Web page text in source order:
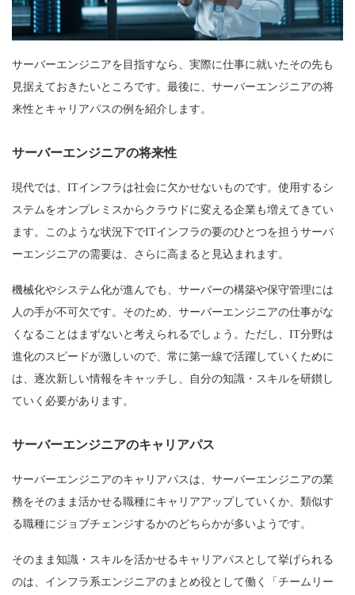
サーバーエンジニアを目指すなら、実際に仕事に就いたその先も
見据えておきたいところです。最後に、サーバーエンジニアの将
来性とキャリアパスの例を紹介します。
サーバーエンジニアの将来性
現代では、ITインフラは社会に欠かせないものです。使用するシ
ステムをオンプレミスからクラウドに変える企業も増えてきてい
ます。このような状況下でITインフラの要のひとつを担うサーバ
ーエンジニアの需要は、さらに高まると見込まれます。
機械化やシステム化が進んでも、サーバーの構築や保守管理には
人の手が不可欠です。そのため、サーバーエンジニアの仕事がな
くなることはまずないと考えられるでしょう。ただし、IT分野は
進化のスピードが激しいので、常に第一線で活躍していくために
は、逐次新しい情報をキャッチし、自分の知識・スキルを研鑚し
ていく必要があります。
サーバーエンジニアのキャリアパス
サーバーエンジニアのキャリアパスは、サーバーエンジニアの業
務をそのまま活かせる職種にキャリアアップしていくか、類似す
る職種にジョブチェンジするかのどちらかが多いようです。
そのまま知識・スキルを活かせるキャリアパスとして挙げられる
のは、インフラ系エンジニアのまとめ役として働く「チームリー